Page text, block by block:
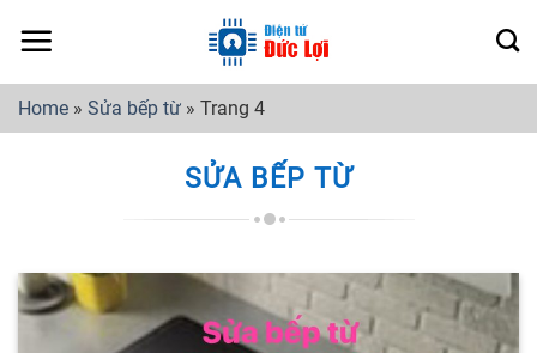
Home » Sửa bếp từ » Trang 4
SỬA BẾP TỪ